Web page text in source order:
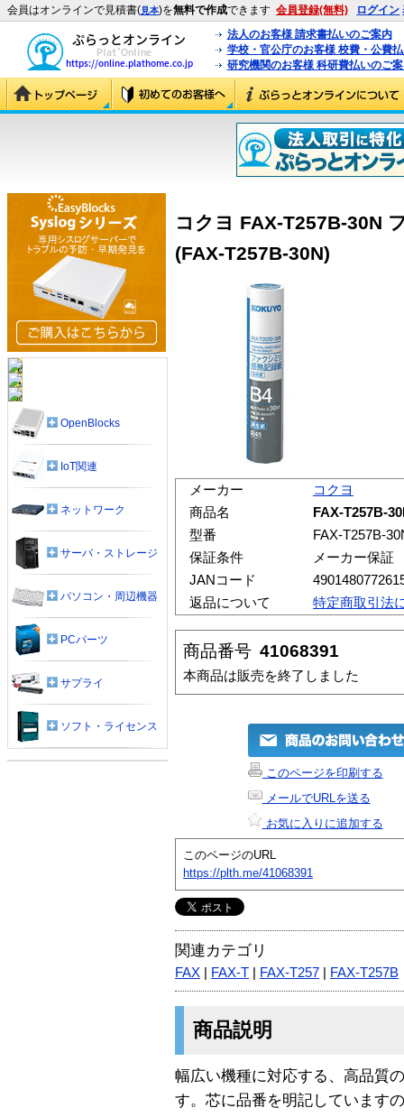
会員はオンラインで見積書(見本)を無料で作成できます 会員登録(無料) ログイン
法人のお客様 請求書払いのご案内
学校・官公庁のお客様 校費・公費
研究機関のお客様 科研費払いのご
コクヨ FAX-T257B-30N
(FAX-T257B-30N)
メーカー
コクヨ
商品名
FAX-T257B-
型番
FAX-T257B-
保証条件
メーカー保証
JANコード
返品について
特定商取引法
商品番号 41068391
本商品は販売を終了しました
このページを印刷する
メールでURLを送る
お気に入りに追加する
このページのURL
https://plth.me/41068391
関連カテゴリ
FAX FAX-T FAX-T257 FAX-T257B
商品説明
幅広い機種に対応する、高品質
す。芯に品番を明記しています
OpenBlocks
IoT関連
ネットワーク
サーバ・ストレージ
パソコン・周辺機器
PCパーツ
サプライ
ソフト・ライセンス